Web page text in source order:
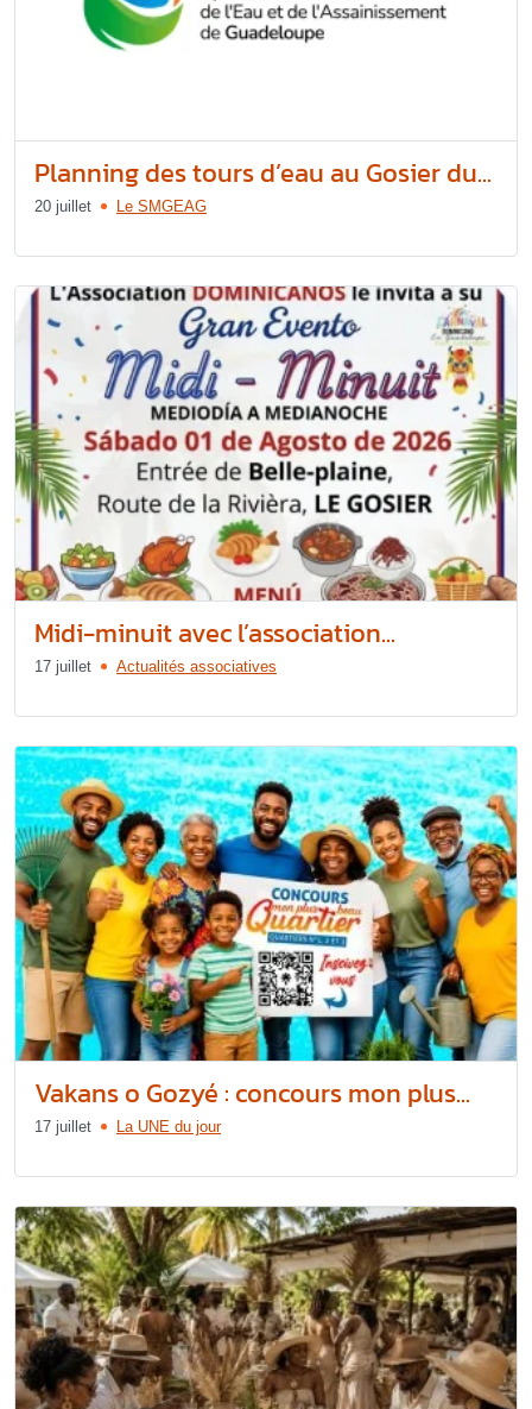
Planning des tours d’eau au Gosier du...
20 juillet Le SMGEAG
Midi-minuit avec l’association...
17 juillet Actualités associatives
Vakans o Gozyé : concours mon plus...
17 juillet La UNE du jour